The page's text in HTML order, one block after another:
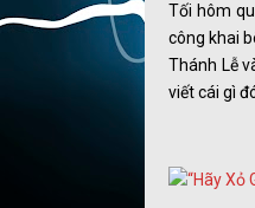
Tối hôm
công khai
Thánh Lễ
viết cái gì